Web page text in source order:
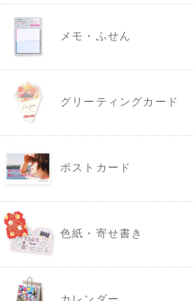
メモ・ふせん
グリーティングカード
ポストカード
色紙・寄せ書き